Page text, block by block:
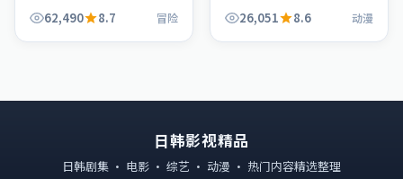
开，整体节奏紧凑，值得推
62,490 8.7 冒险
节奏紧凑，值得推荐观看。
26,051 8.6 动漫
日韩影视精品
日韩剧集 · 电影 · 综艺 · 动漫 · 热门内容精选整理